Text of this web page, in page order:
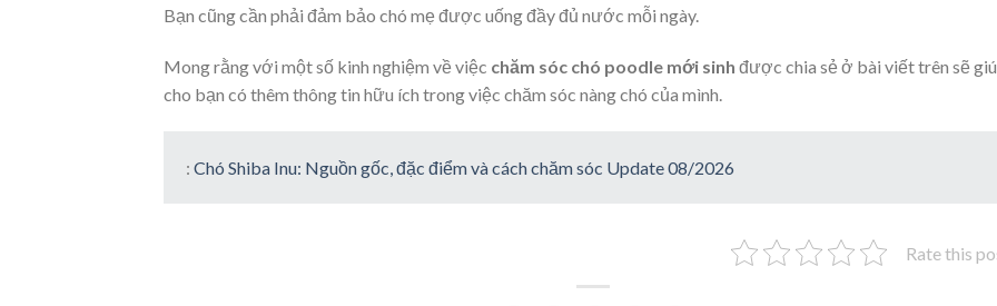
Bạn cũng cần phải đảm bảo chó mẹ được uống đầy đủ nước mỗi ngày.
Mong rằng với một số kinh nghiệm về việc chăm sóc chó poodle mới sinh được chia sẻ ở bài viết trên sẽ
cho bạn có thêm thông tin hữu ích trong việc chăm sóc nàng chó của mình.
: Chó Shiba Inu: Nguồn gốc, đặc điểm và cách chăm sóc Update 08/2026
Rate this